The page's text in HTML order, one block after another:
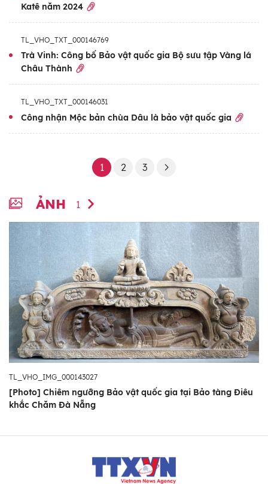
Katê năm 2024
TL_VHO_TXT_000146769
Trà Vinh: Công bố Bảo vật quốc gia Bộ sưu tập Vàng lá
Châu Thành
TL_VHO_TXT_000146031
Công nhận Mộc bản chùa Dâu là bảo vật quốc gia
1 2 3
ẢNH 1
TL_VHO_IMG_000143027
[Photo] Chiêm ngưỡng Bảo vật quốc gia tại Bảo tàng Điêu
khắc Chăm Đà Nẵng